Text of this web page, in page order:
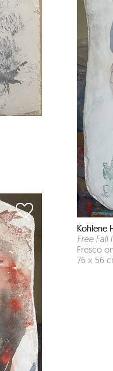
Kohlene
Free Fall
Fresco
76 x 56